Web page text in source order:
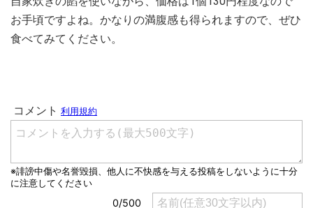
お手頃ですよね。かなりの満腹感も得られますので、ぜひ
食べてみてください。